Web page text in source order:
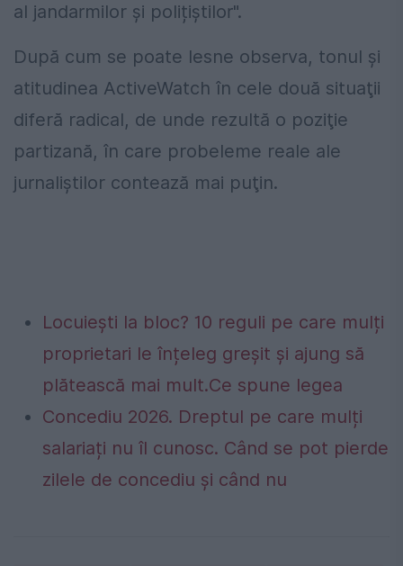
al jandarmilor și polițiștilor".
După cum se poate lesne observa, tonul şi
atitudinea ActiveWatch în cele două situaţii
diferă radical, de unde rezultă o poziţie
partizană, în care probeleme reale ale
jurnaliştilor contează mai puţin.
Locuiești la bloc? 10 reguli pe care mulți
proprietari le înțeleg greșit și ajung să
plătească mai mult.Ce spune legea
Concediu 2026. Dreptul pe care mulți
salariați nu îl cunosc. Când se pot pierde
zilele de concediu și când nu